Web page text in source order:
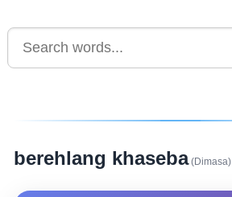
berehlang khaseba(Dimasa)